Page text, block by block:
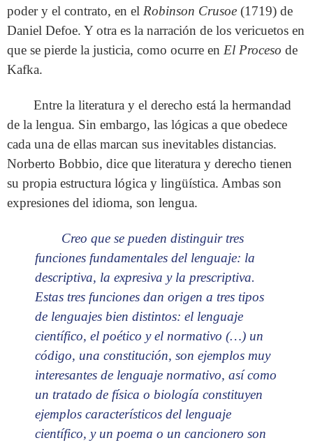
poder y el contrato, en el Robinson Crusoe (1719) de
Daniel Defoe. Y otra es la narración de los vericuetos en
que se pierde la justicia, como ocurre en El Proceso de
Kafka.
Entre la literatura y el derecho está la hermandad
de la lengua. Sin embargo, las lógicas a que obedece
cada una de ellas marcan sus inevitables distancias.
Norberto Bobbio, dice que literatura y derecho tienen
su propia estructura lógica y lingüística. Ambas son
expresiones del idioma, son lengua.
Creo que se pueden distinguir tres
funciones fundamentales del lenguaje: la
descriptiva, la expresiva y la prescriptiva.
Estas tres funciones dan origen a tres tipos
de lenguajes bien distintos: el lenguaje
científico, el poético y el normativo (…) un
código, una constitución, son ejemplos muy
interesantes de lenguaje normativo, así como
un tratado de física o biología constituyen
ejemplos característicos del lenguaje
científico, y un poema o un cancionero son